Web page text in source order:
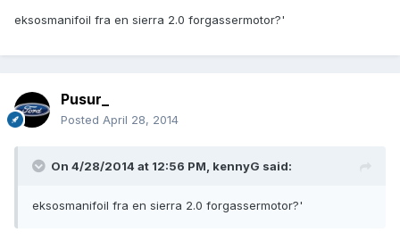
eksosmanifoil fra en sierra 2.0 forgassermotor?'
Pusur_
Posted April 28, 2014
On 4/28/2014 at 12:56 PM, kennyG said:
eksosmanifoil fra en sierra 2.0 forgassermotor?'